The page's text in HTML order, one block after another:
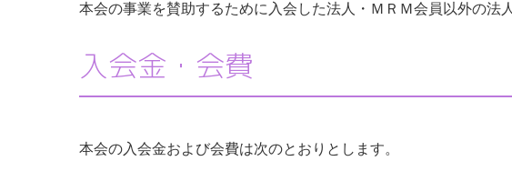
本会の事業を賛助するために入会した法人・ＭＲＭ会員以外の法
入会金・会費
本会の入会金および会費は次のとおりとします。